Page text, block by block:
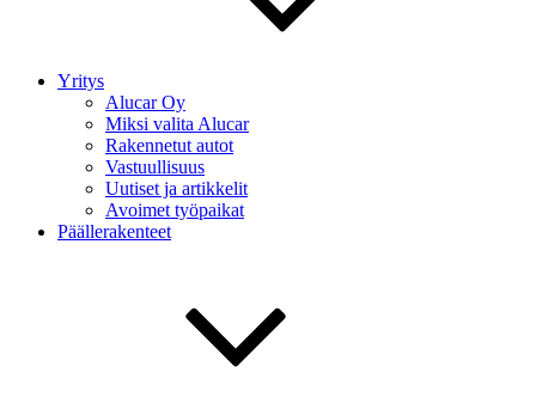
Yritys
Alucar Oy
Miksi valita Alucar
Rakennetut autot
Vastuullisuus
Uutiset ja artikkelit
Avoimet työpaikat
Päällerakenteet